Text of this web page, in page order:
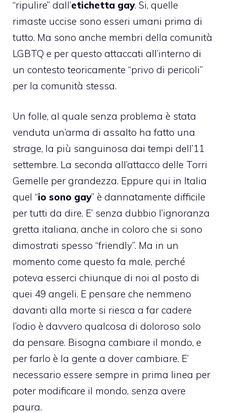
“ripulire” dall’etichetta gay. Si, quelle
rimaste uccise sono esseri umani prima di
tutto. Ma sono anche membri della comunità
LGBTQ e per questo attaccati all’interno di
un contesto teoricamente “privo di pericoli”
per la comunità stessa.
Un folle, al quale senza problema è stata
venduta un’arma di assalto ha fatto una
strage, la più sanguinosa dai tempi dell’11
settembre. La seconda all’attacco delle Torri
Gemelle per grandezza. Eppure qui in Italia
quel “io sono gay” è dannatamente difficile
per tutti da dire. E’ senza dubbio l’ignoranza
gretta italiana, anche in coloro che si sono
dimostrati spesso “friendly”. Ma in un
momento come questo fa male, perché
poteva esserci chiunque di noi al posto di
quei 49 angeli. E pensare che nemmeno
davanti alla morte si riesca a far cadere
l’odio è davvero qualcosa di doloroso solo
da pensare. Bisogna cambiare il mondo, e
per farlo è la gente a dover cambiare. E’
necessario essere sempre in prima linea per
poter modificare il mondo, senza avere
paura.